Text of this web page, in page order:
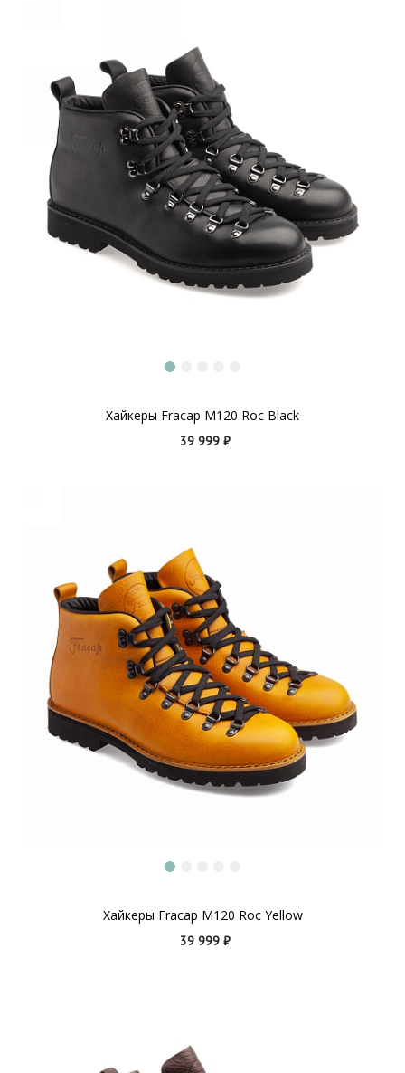
Хайкеры Fracap M120 Roc Black
39 999 ₽
Хайкеры Fracap M120 Roc Yellow
39 999 ₽